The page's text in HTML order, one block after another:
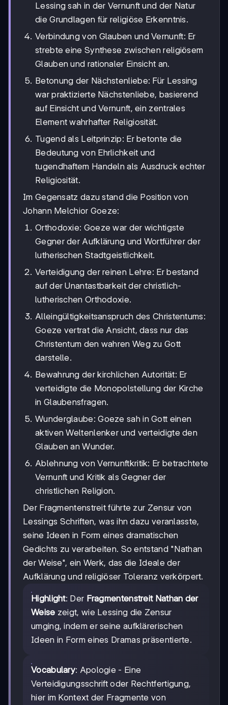
Lessing sah in der Vernunft und der Natur
die Grundlagen für religiöse Erkenntnis.
Verbindung von Glauben und Vernunft: Er
strebte eine Synthese zwischen religiösem
Glauben und rationaler Einsicht an.
Betonung der Nächstenliebe: Für Lessing
war praktizierte Nächstenliebe, basierend
auf Einsicht und Vernunft, ein zentrales
Element wahrhafter Religiosität.
Tugend als Leitprinzip: Er betonte die
Bedeutung von Ehrlichkeit und
tugendhaftem Handeln als Ausdruck echter
Religiosität.
Im Gegensatz dazu stand die Position von
Johann Melchior Goeze:
Orthodoxie: Goeze war der wichtigste
Gegner der Aufklärung und Wortführer der
lutherischen Stadtgeistlichkeit.
Verteidigung der reinen Lehre: Er bestand
auf der Unantastbarkeit der christlich-
lutherischen Orthodoxie.
Alleingültigkeitsanspruch des Christentums:
Goeze vertrat die Ansicht, dass nur das
Christentum den wahren Weg zu Gott
darstelle.
Bewahrung der kirchlichen Autorität: Er
verteidigte die Monopolstellung der Kirche
in Glaubensfragen.
Wunderglaube: Goeze sah in Gott einen
aktiven Weltenlenker und verteidigte den
Glauben an Wunder.
Ablehnung von Vernunftkritik: Er betrachtete
Vernunft und Kritik als Gegner der
christlichen Religion.
Der Fragmentenstreit führte zur Zensur von
Lessings Schriften, was ihn dazu veranlasste,
seine Ideen in Form eines dramatischen
Gedichts zu verarbeiten. So entstand "Nathan
der Weise", ein Werk, das die Ideale der
Aufklärung und religiöser Toleranz verkörpert.
Highlight: Der Fragmentenstreit Nathan der
Weise zeigt, wie Lessing die Zensur
umging, indem er seine aufklärerischen
Ideen in Form eines Dramas präsentierte.
Vocabulary: Apologie - Eine
Verteidigungsschrift oder Rechtfertigung,
hier im Kontext der Fragmente von